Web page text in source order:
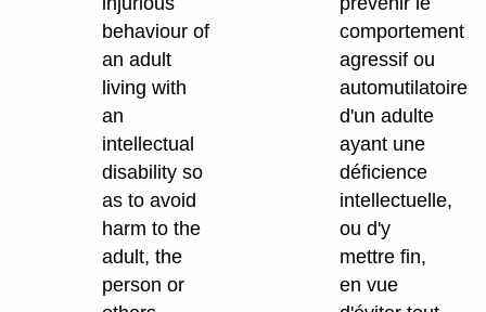
behaviour of
an adult
living with
an
intellectual
disability so
as to avoid
harm to the
adult, the
person or
comportement
agressif ou
automutilatoire
d'un adulte
ayant une
déficience
intellectuelle,
ou d'y
mettre fin,
en vue